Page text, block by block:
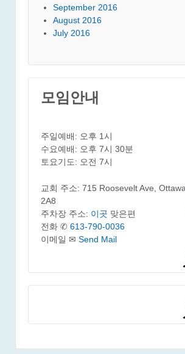
September 2016
August 2016
July 2016
모임안내
주일예배: 오후 1시
수요예배: 오후 7시 30분
토요기도: 오전 7시
교회 주소: 715 Roosevelt Ave,
2A8
주차장 주소: 이곳 맞은편
전화 ✆ 613-790-0036
이메일 ✉ Send Mail